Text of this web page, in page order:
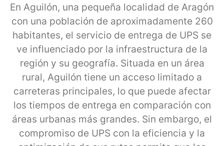
En Aguilón, una pequeña localidad de Aragón
con una población de aproximadamente 260
habitantes, el servicio de entrega de UPS se
ve influenciado por la infraestructura de la
región y su geografía. Situada en un área
rural, Aguilón tiene un acceso limitado a
carreteras principales, lo que puede afectar
los tiempos de entrega en comparación con
áreas urbanas más grandes. Sin embargo, el
compromiso de UPS con la eficiencia y la